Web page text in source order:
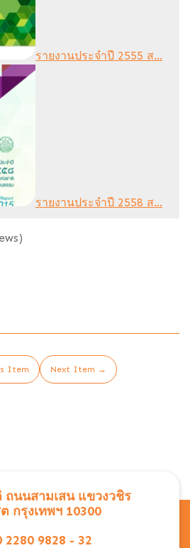
รายงานประจำปี 2555 ส...
รายงานประจำปี 2558 ส...
Item Next Item →
นนสามเสน แขวงวชิร
กรุงเทพฯ 10300
2280 9828 - 32